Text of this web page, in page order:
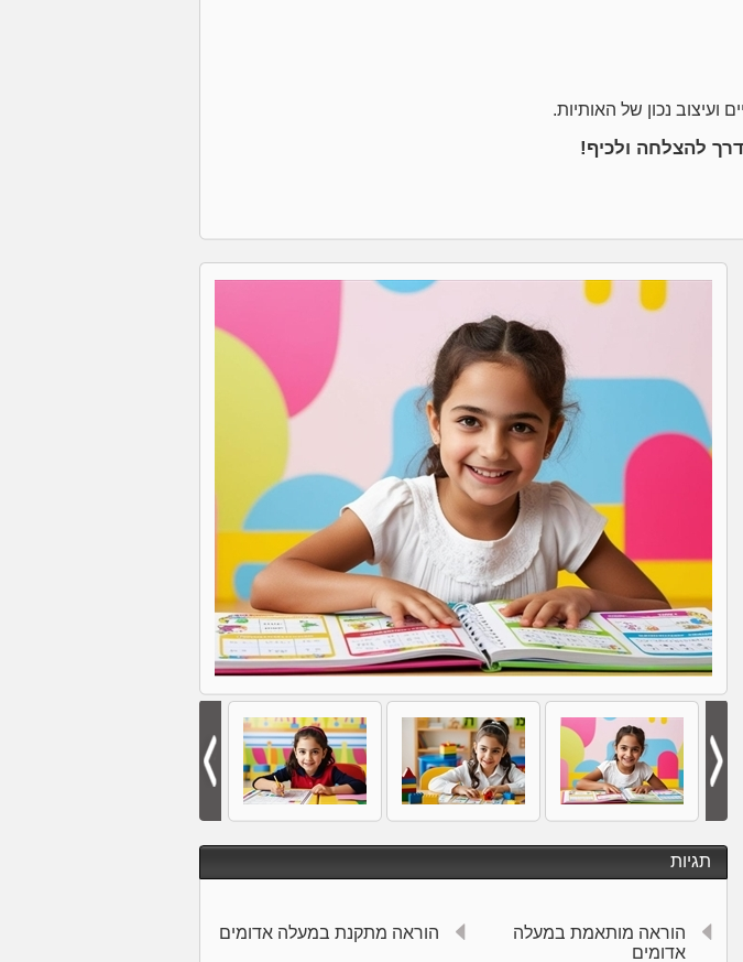
נכון של האותיות.
להצלחה ולכיף!
תגיות
הוראה מותאמת במעלה
אדומים
הוראה מתקנת במעלה אדומים